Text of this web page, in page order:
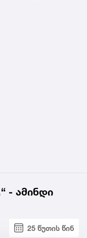
- ამინდი
25 წუთის წინ